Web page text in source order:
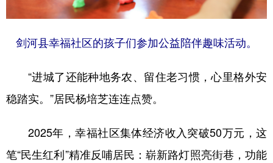
剑河县幸福社区的孩子们参加公益陪伴趣味活动。
“进城了还能种地务农、留住老习惯，心里格外安
稳踏实。”居民杨培芝连连点赞。
2025年，幸福社区集体经济收入突破50万元，这
笔“民生红利”精准反哺居民：崭新路灯照亮街巷，功能